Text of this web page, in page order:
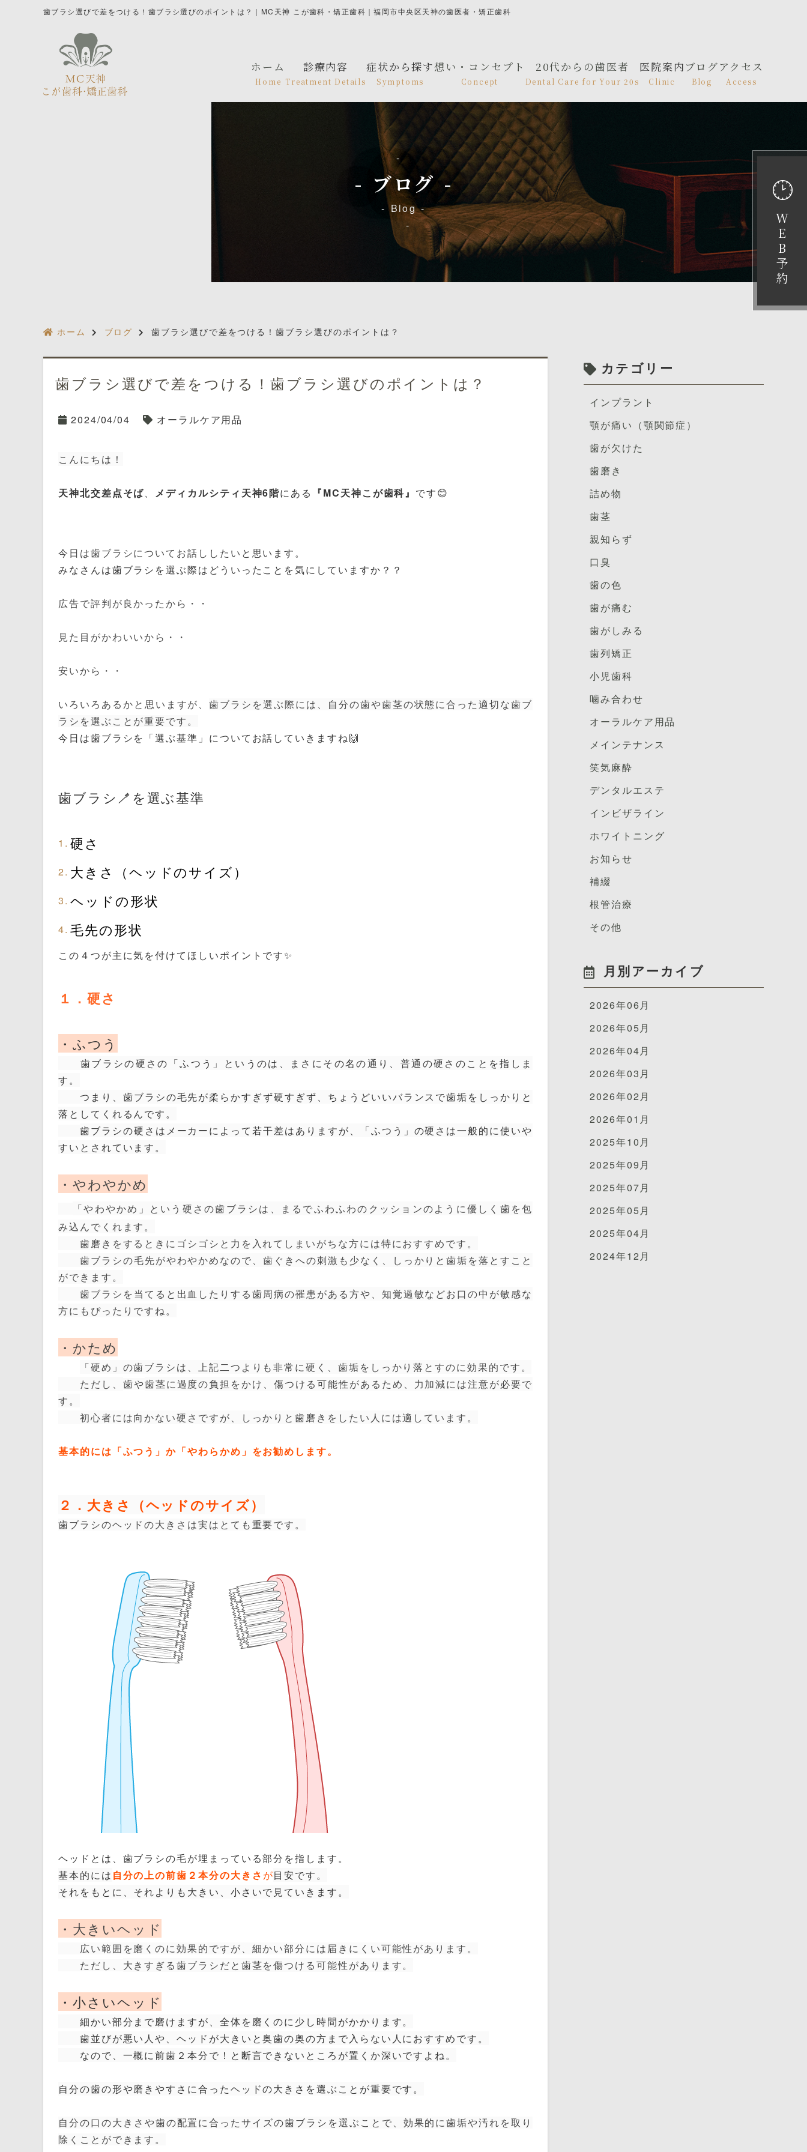
ホーム
Home
診療内容
Treatment Details
症状から探す
Symptoms
想い・コンセプト
Concept
20代からの歯医者
Dental Care for Your 20s
医院案内
Clinic
ブログ
Blog
アクセス
Access
W
E
B
予
約
ブログ
Blog
歯ブラシ選びで差をつける！歯ブラシ選びのポイントは？｜MC天神 こが歯科・矯正歯科｜福岡市中央区天神の歯医者・矯正歯科
ホーム ブログ 歯ブラシ選びで差をつける！歯ブラシ選びのポイントは？
歯ブラシ選びで差をつける！歯ブラシ選びのポイントは？
2024/04/04 オーラルケア用品
こんにちは！
天神北交差点そば、 メディカルシティ天神6階にある 『MC天神こが歯科』 です😊
今日は歯ブラシについてお話ししたいと思います。
みなさんは歯ブラシを選ぶ際はどういったことを気にしていますか？？
広告で評判が良かったから・・
見た目がかわいいから・・
安いから・・
いろいろあるかと思いますが、歯ブラシを選ぶ際には、自分の歯や歯茎の状態に合った適切な歯ブ
ラシを選ぶことが重要です。
今日は歯ブラシを「選ぶ基準」についてお話していきますね🙌
歯ブラシ🪥を選ぶ基準
硬さ
大きさ（ヘッドのサイズ）
ヘッドの形状
毛先の形状
この４つが主に気を付けてほしいポイントです✨
１．硬さ
・ふつう
歯ブラシの硬さの「ふつう」というのは、まさにその名の通り、普通の硬さのことを指しま
す。
つまり、歯ブラシの毛先が柔らかすぎず硬すぎず、ちょうどいいバランスで歯垢をしっかりと
落としてくれるんです。
歯ブラシの硬さはメーカーによっ て若干差はありますが、「ふつう」の硬さは一般的に使いや
すいとされています。
・やわやかめ
「やわやかめ」という硬さの歯ブラシは、まるでふわふわのクッションのように優しく歯を包
み込んでくれます。
歯磨きをするときにゴシゴシと力を入れてしまいがちな方には特におすすめです。
歯ブラシの毛先がやわやかめなので、歯ぐきへの刺激も少なく、しっかりと歯垢を落とすこと
ができます。
歯ブラシを当てると出血したりする歯周病の罹患がある方や、知覚過敏などお口の中が敏感な
方にもぴったりですね。
・かため
「硬め」の歯ブラシは、上記二つよりも非常に硬く、歯垢をしっかり落とすのに効果的です。
ただし、 歯や歯茎に過度の負担をかけ、傷つける可能性があるため、力加減には注意が必要で
す。
初心者には向かない硬さですが、しっかりと歯磨きをしたい人には適しています。
基本的には「ふつう」か「やわらかめ」をお勧めします。
２．大きさ（ヘッドのサイズ）
歯ブラシのヘッドの大きさは実はとても重要です。
ヘッドとは、歯ブラシの毛が埋まっている部分を指します。
基本的には 自分の上の前歯２本分の大きさ が目安です。
それをもとに、それよりも大きい、小さいで見ていきます。
・大きいヘッド
広い範囲を磨くのに効果的ですが、細かい部分には届きにくい可能性があります。
ただし、 大きすぎる歯ブラシだと歯茎を傷つける可能性があります。
・小さいヘッド
細かい部分まで磨けますが、全体を磨くのに少し時間がかかります。
歯並びが悪い人や、ヘッドが大きいと奥歯の奥の方まで入らない人におすすめです。
なので、一概に前歯２本分で！と断言できないところが置くか深いですよね。
自分の歯の形や磨きやすさに合ったヘッドの大きさを選ぶことが重要です。
自分の口の大きさや歯の配置に合ったサイズの歯ブラシを選ぶことで、効果的に歯垢や汚れを取り
除くことができます。
カテゴリー
インプラント
顎が痛い（顎関節症）
歯が欠けた
歯磨き
詰め物
歯茎
親知らず
口臭
歯の色
歯が痛む
歯がしみる
歯列矯正
小児歯科
噛み合わせ
オーラルケア用品
メインテナンス
笑気麻酔
デンタルエステ
インビザライン
ホワイトニング
お知らせ
補綴
根管治療
その他
月別アーカイブ
2026年06月
2026年05月
2026年04月
2026年03月
2026年02月
2026年01月
2025年10月
2025年09月
2025年07月
2025年05月
2025年04月
2024年12月